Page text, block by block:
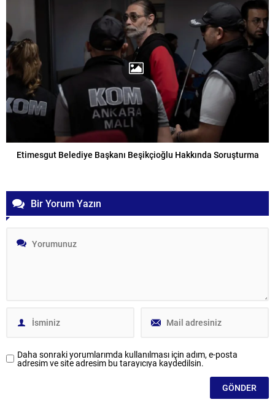
Etimesgut Belediye Başkanı Beşikçioğlu Hakkında Soruşturma
Bir Yorum Yazın
Daha sonraki yorumlarımda kullanılması için adım, e-posta
adresim ve site adresim bu tarayıcıya kaydedilsin.